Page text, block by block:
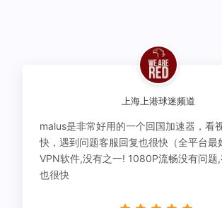
上海上港球迷频道
malus是非常好用的一个回国加速器，看
快，遇到问题客服回复也很快（全平台最
VPN软件,没有之一! 1080P流畅没有问题
也很快